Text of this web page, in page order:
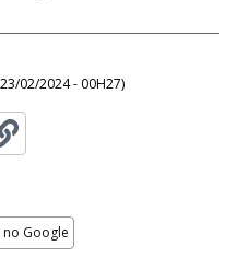
23/02/2024 - 00H27)
Google